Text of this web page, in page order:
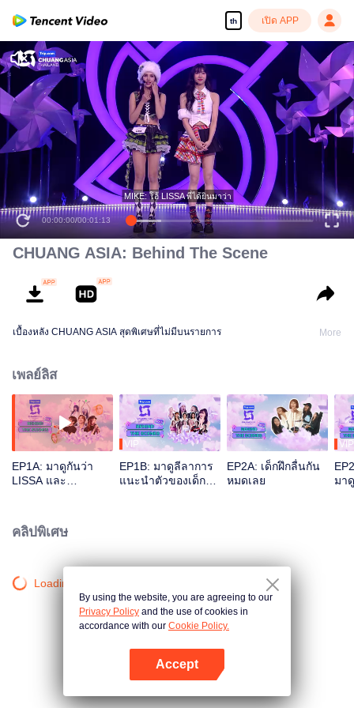
th เปิด APP
00:00:00/00:01:13
MIKE: โอ้ LISSA พี่ได้ยินมาว่า
CHUANG ASIA: Behind The Scene
เบื้องหลัง CHUANG ASIA สุดพิเศษที่ไม่มีบนรายการ More
เพลย์ลิส
EP1A: มาดูกันว่า
LISSA และ
VIP
EP1B: มาดูลีลาการ
แนะนำตัวของเด็กฝึก
EP2A: เด็กฝึกลื่นกัน
หมดเลย
VIP
มา
คลิปพิเศษ
Loading…
By using the website, you are agreeing to our
Privacy Policy and the use of cookies in
accordance with our Cookie Policy.
Accept